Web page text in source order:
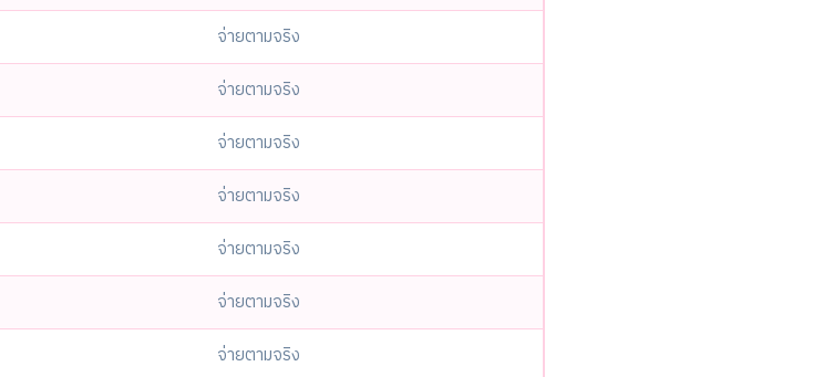
จ่ายตามจริง
จ่ายตามจริง
จ่ายตามจริง
จ่ายตามจริง
จ่ายตามจริง
จ่ายตามจริง
จ่ายตามจริง